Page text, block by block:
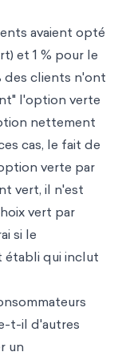
avaient opté
et 1 % pour le
des clients n'ont
l'option verte
nettement
cas, le fait de
verte par
vert, il n'est
vert par
si le
établi qui inclut
t-il d'autres
un